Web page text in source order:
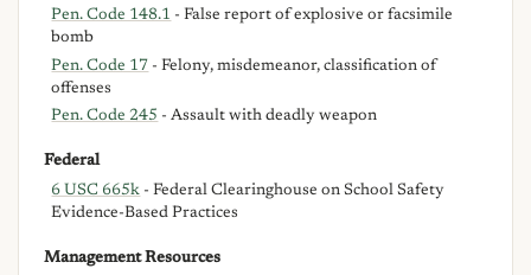
Pen. Code 148.1 - False report of explosive or facsimile
bomb
Pen. Code 17 - Felony, misdemeanor, classification of
offenses
Pen. Code 245 - Assault with deadly weapon
Federal
6 USC 665k - Federal Clearinghouse on School Safety
Evidence-Based Practices
Management Resources